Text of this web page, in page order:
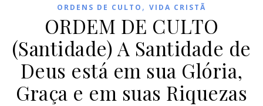
ORDENS DE CULTO , VIDA CRISTÃ
ORDEM DE CULTO
(Santidade) A Santidade de
Deus está em sua Glória,
Graça e em suas Riquezas